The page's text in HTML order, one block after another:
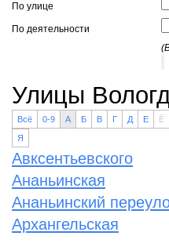
По улице
По деятельности
Улицы
Всё 0-9 А Б В Г Д Е Ё
Я
Авксентьевского
Ананьинская
Ананьинский
Архангельская